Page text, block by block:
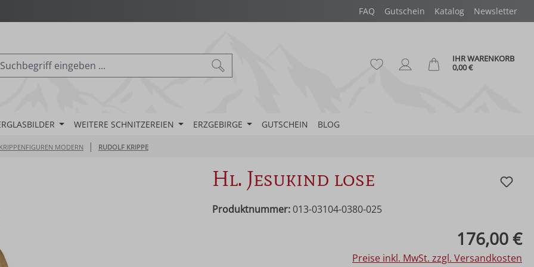
FAQ Gutschein Katalog Newsletter
Du hast 0 Produkte auf dem
IHR WARENKORB
0,00 €
WEITERE SCHNITZEREIEN ERZGEBIRGE GUTSCHEIN BLOG
KRIPPENFIGUREN MODERN | RUDOLF KRIPPE
Hl. Jesukind lose
Produktnummer: 013-03104-0380-025
176,00 €
Preise inkl. MwSt. zzgl. Versandkosten